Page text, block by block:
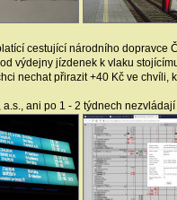
cestující národního dopravce
výdejny jízdenek k vlaku
nechat přirazit +40 Kč ve chvíli,
a.s., ani po 1 - 2 týdnech